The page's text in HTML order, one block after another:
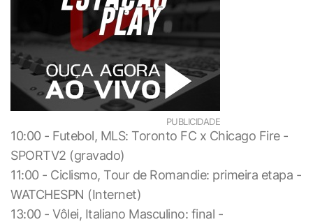
PUBLICIDADE
10:00 - Futebol, MLS: Toronto FC x Chicago Fire -
SPORTV2 (gravado)
11:00 - Ciclismo, Tour de Romandie: primeira etapa -
WATCHESPN (Internet)
13:00 - Vôlei, Italiano Masculino: final -